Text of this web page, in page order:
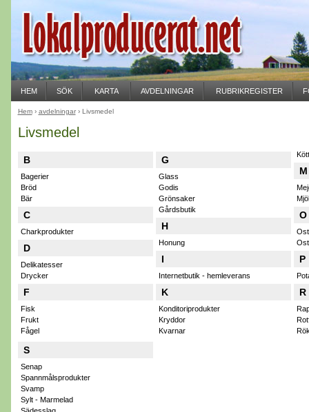
Livsmedel
B
Bagerier
Bröd
Bär
C
Charkprodukter
D
Delikatesser
Drycker
F
Fisk
Frukt
Fågel
G
Glass
Godis
Grönsaker
Gårdsbutik
H
Honung
I
Internetbutik - hemleverans
K
Konditoriprodukter
Kryddor
Kvarnar
Kött
M
Mjöl
O
Ost
P
R
S
Senap
Spannmålsprodukter
Svamp
Sylt - Marmelad
Hem› avdelningar› Livsmedel
HEM SÖK KARTA AVDELNINGAR RUBRIKREGISTER